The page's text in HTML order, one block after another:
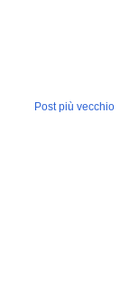
Post più vecchio